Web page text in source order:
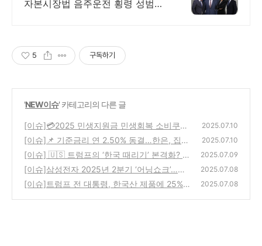
자본시장법 음주운전 횡령 성범죄
5 구독하기
'NEW이슈' 카테고리의 다른 글
[이슈]💳2025 민생지원금 민생회복 소비쿠폰
신청 기간 및 지원금 대상 신청 방법 사전 알람
(0)
2025.07.10
[이슈]📌 기준금리 연 2.50% 동결…한은, 집값
과 가계대출 잡으려 '속도 조절'
(2)
2025.07.10
[이슈] 🇺🇸 트럼프의 ‘한국 때리기’ 본격화? 방
위비 분담금까지 도마에
(2)
2025.07.09
[이슈]삼성전자 2025년 2분기 ‘어닝쇼크’…반
도체 부진에도 갤럭시 판매로 버텼다
(10)
2025.07.08
[이슈]트럼프 전 대통령, 한국산 제품에 25%
2025.07.08